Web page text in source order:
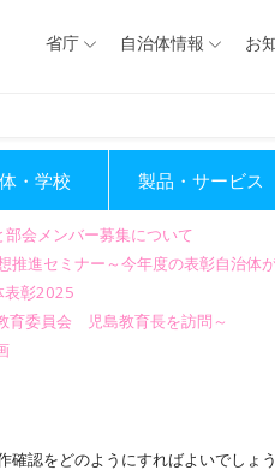
省庁 自治体情報 お
・学校 製品・サービス
会メンバー募集について
推進セミナー～今年度の表彰自治体
表彰2025
育委員会 児島教育長を訪問～
確認をどのようにすればよいでしょ